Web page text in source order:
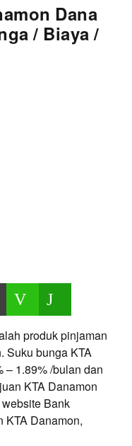
Dana
/ Biaya /
produk pinjaman
Suku bunga KTA
– 1.89% /bulan dan
KTA Danamon
Bank
KTA Danamon,